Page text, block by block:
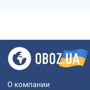
О компании